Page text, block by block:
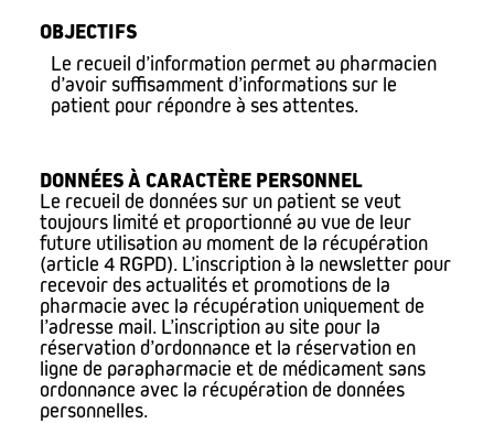
OBJECTIFS
Le recueil d’information permet au pharmacien
d’avoir suffisamment d’informations sur le
patient pour répondre à ses attentes.
DONNÉES À CARACTÈRE PERSONNEL
Le recueil de données sur un patient se veut
toujours limité et proportionné au vue de leur
future utilisation au moment de la récupération
(article 4 RGPD). L’inscription à la newsletter pour
recevoir des actualités et promotions de la
pharmacie avec la récupération uniquement de
l’adresse mail. L’inscription au site pour la
réservation d’ordonnance et la réservation en
ligne de parapharmacie et de médicament sans
ordonnance avec la récupération de données
personnelles.